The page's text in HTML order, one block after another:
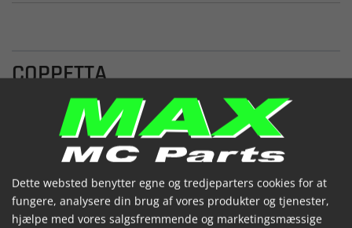
COPPETTA
IND.DIREZ.POST.SX.SCOOTER
(1281830 000)

Dette websted benytter egne og tredjeparters cookies for at
fungere, analysere din brug af vores produkter og tjenester,
hjælpe med vores salgsfremmende og marketingsmæssige